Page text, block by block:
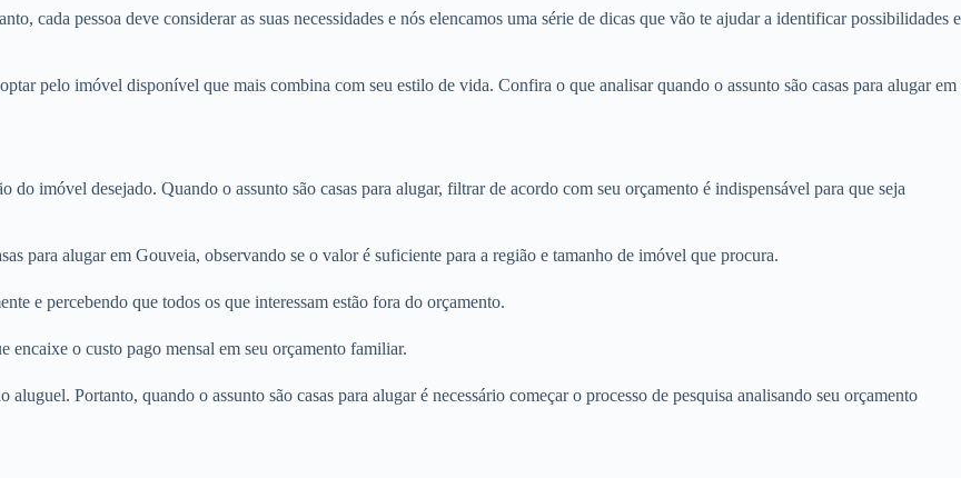
cada pessoa deve considerar as suas necessidades e nós elencamos uma série de dicas que vão te ajudar a identificar possibilidades e
pelo imóvel disponível que mais combina com seu estilo de vida. Confira o que analisar quando o assunto são casas para alugar em
imóvel desejado. Quando o assunto são casas para alugar, filtrar de acordo com seu orçamento é indispensável para que seja
para alugar em Gouveia, observando se o valor é suficiente para a região e tamanho de imóvel que procura.
e percebendo que todos os que interessam estão fora do orçamento.
o custo pago mensal em seu orçamento familiar.
Portanto, quando o assunto são casas para alugar é necessário começar o processo de pesquisa analisando seu orçamento